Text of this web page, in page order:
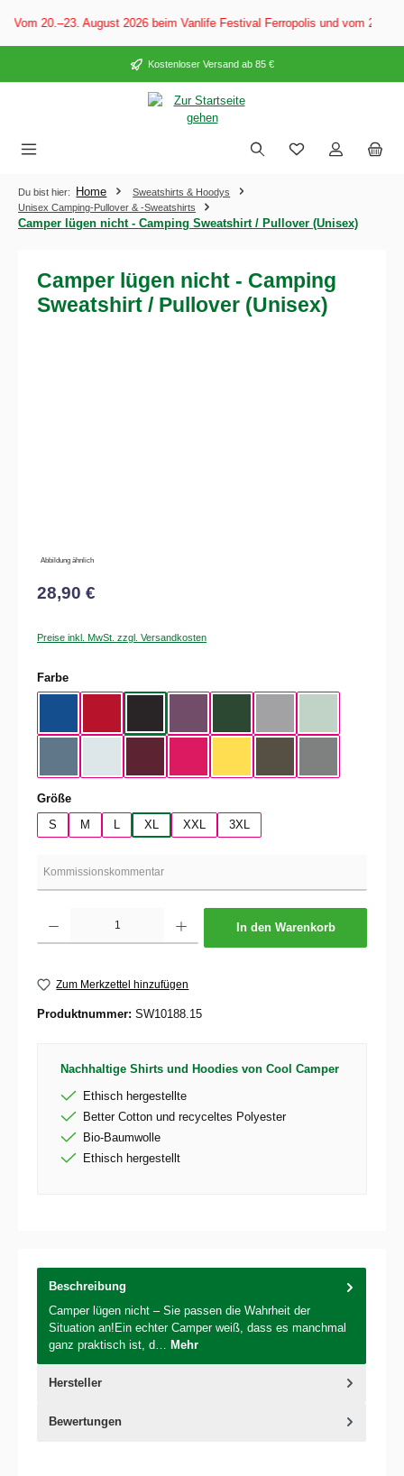
springen
20.–23. August 2026 beim Vanlife Festival Ferropolis und vom 28.
Kostenloser Versand ab 85 €
Du bist hier: Home
Sweatshirts & Hoodys
Unisex Camping-Pullover & -Sweatshirts
Camper lügen nicht - Camping Sweatshirt / Pullover (Unisex)
Camper lügen nicht - Camping
Sweatshirt / Pullover (Unisex)
Abbildung ähnlich
28,90 €
Preise inkl. MwSt. zzgl. Versandkosten
Farbeauswählen
Größeauswählen
S
M XL XXL 3XL
In den Warenkorb
Zum Merkzettel hinzufügen
Produktnummer: SW10188.15
Nachhaltige Shirts und Hoodies von Cool Camper
Ethisch hergestellte
Better Cotton und recyceltes Polyester
Bio-Baumwolle
Ethisch hergestellt
Beschreibung
Camper lügen nicht – Sie passen die Wahrheit der
Situation an!Ein echter Camper weiß, dass es manchmal
ganz praktisch ist, d… Mehr
Hersteller
Bewertungen